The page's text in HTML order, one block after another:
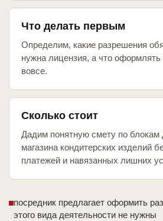
Что делать первым
Определим, какие разрешения
нужна лицензия, а что оформлять
вовсе.
Сколько стоит
Дадим понятную смету по блокам
магазина кондитерских изделий
платежей и навязанных лишних
посредник предлагает оформить
этого вида деятельности не нужны